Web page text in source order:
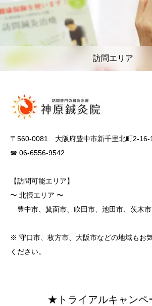
訪問エリア
〒560-0081 大阪府豊中市新千里北町2-16-
☎ 06-6556-9542
【訪問可能エリア】
〜 北摂エリア 〜
豊中市、箕面市、吹田市、池田市、茨木市
※ 守口市、枚方市、大阪市などの地域もお
ください。
★トライアルキャン